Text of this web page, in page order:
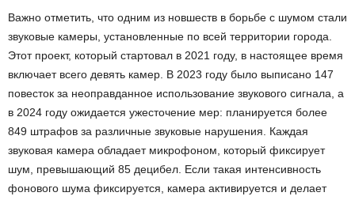
Важно отметить, что одним из новшеств в борьбе с шумом стали
звуковые камеры, установленные по всей территории города.
Этот проект, который стартовал в 2021 году, в настоящее время
включает всего девять камер. В 2023 году было выписано 147
повесток за неоправданное использование звукового сигнала, а
в 2024 году ожидается ужесточение мер: планируется более
849 штрафов за различные звуковые нарушения. Каждая
звуковая камера обладает микрофоном, который фиксирует
шум, превышающий 85 децибел. Если такая интенсивность
фонового шума фиксируется, камера активируется и делает